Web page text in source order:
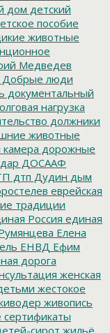
дом детский
пособие
животные
Медведев
Добрые люди
документальный
нагрузка
должники
животные
дорожные
ДОСААФ
дтп Дудин дым
еврейская
традиции
Россия единая
Елена
ель ЕНВД Ефим
дорога
женская
жестокое
живопись
сирот жильё